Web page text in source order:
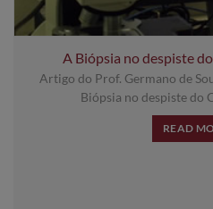
A Biópsia no despiste
Artigo do Prof. Germano de
Biópsia no despiste do
READ